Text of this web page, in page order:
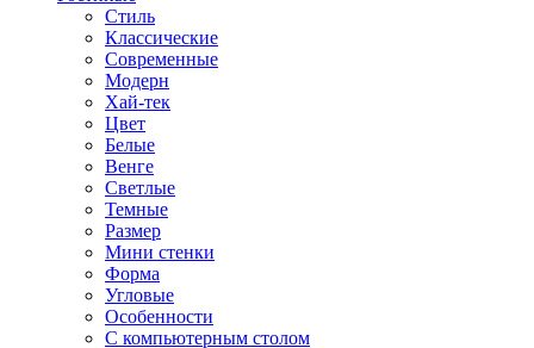
Стиль
Классические
Современные
Модерн
Хай-тек
Цвет
Белые
Венге
Светлые
Темные
Размер
Мини стенки
Форма
Угловые
Особенности
С компьютерным столом